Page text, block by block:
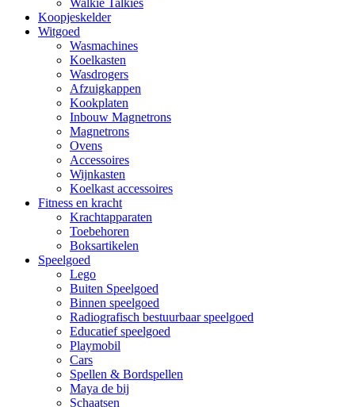
Walkie Talkies
Koopjeskelder
Witgoed
Wasmachines
Koelkasten
Wasdrogers
Afzuigkappen
Kookplaten
Inbouw Magnetrons
Magnetrons
Ovens
Accessoires
Wijnkasten
Koelkast accessoires
Fitness en kracht
Krachtapparaten
Toebehoren
Boksartikelen
Speelgoed
Lego
Buiten Speelgoed
Binnen speelgoed
Radiografisch bestuurbaar speelgoed
Educatief speelgoed
Playmobil
Cars
Spellen & Bordspellen
Maya de bij
Schaatsen